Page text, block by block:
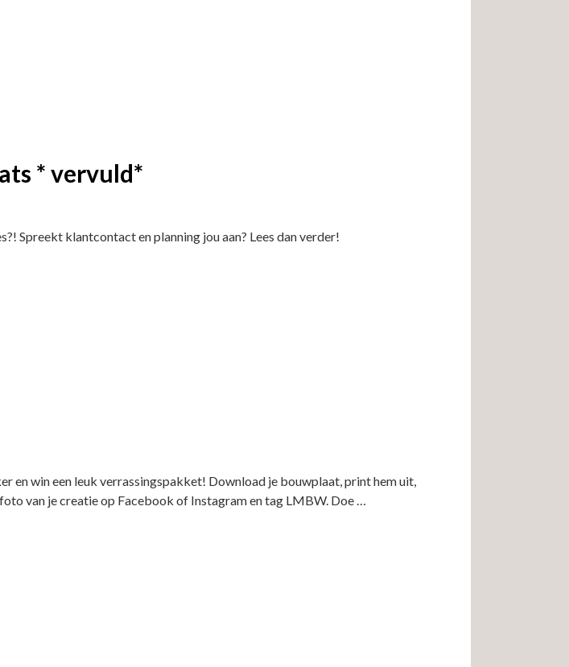
* vervuld*
Spreekt klantcontact en planning jou aan? Lees dan verder!
en win een leuk verrassingspakket! Download je bouwplaat, print hem uit,
van je creatie op Facebook of Instagram en tag LMBW. Doe…